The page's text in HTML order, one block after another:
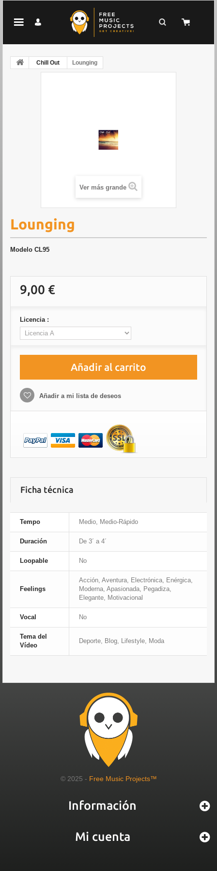
Chill Out Lounging
Ver más grande
Lounging
Modelo CL95
9,00 €
Licencia :
Añadir al carrito
Añadir a mi lista de deseos
Ficha técnica
Tempo Medio, Medio-Rápido
Duración De 3´ a 4´
Loopable No
Feelings
Acción, Aventura, Electrónica, Enérgica,
Moderna, Apasionada, Pegadiza,
Elegante, Motivacional
Vocal No
Tema del
Vídeo
Deporte, Blog, Lifestyle, Moda
© 2025 - Free Music Projects™
Información
Mi cuenta